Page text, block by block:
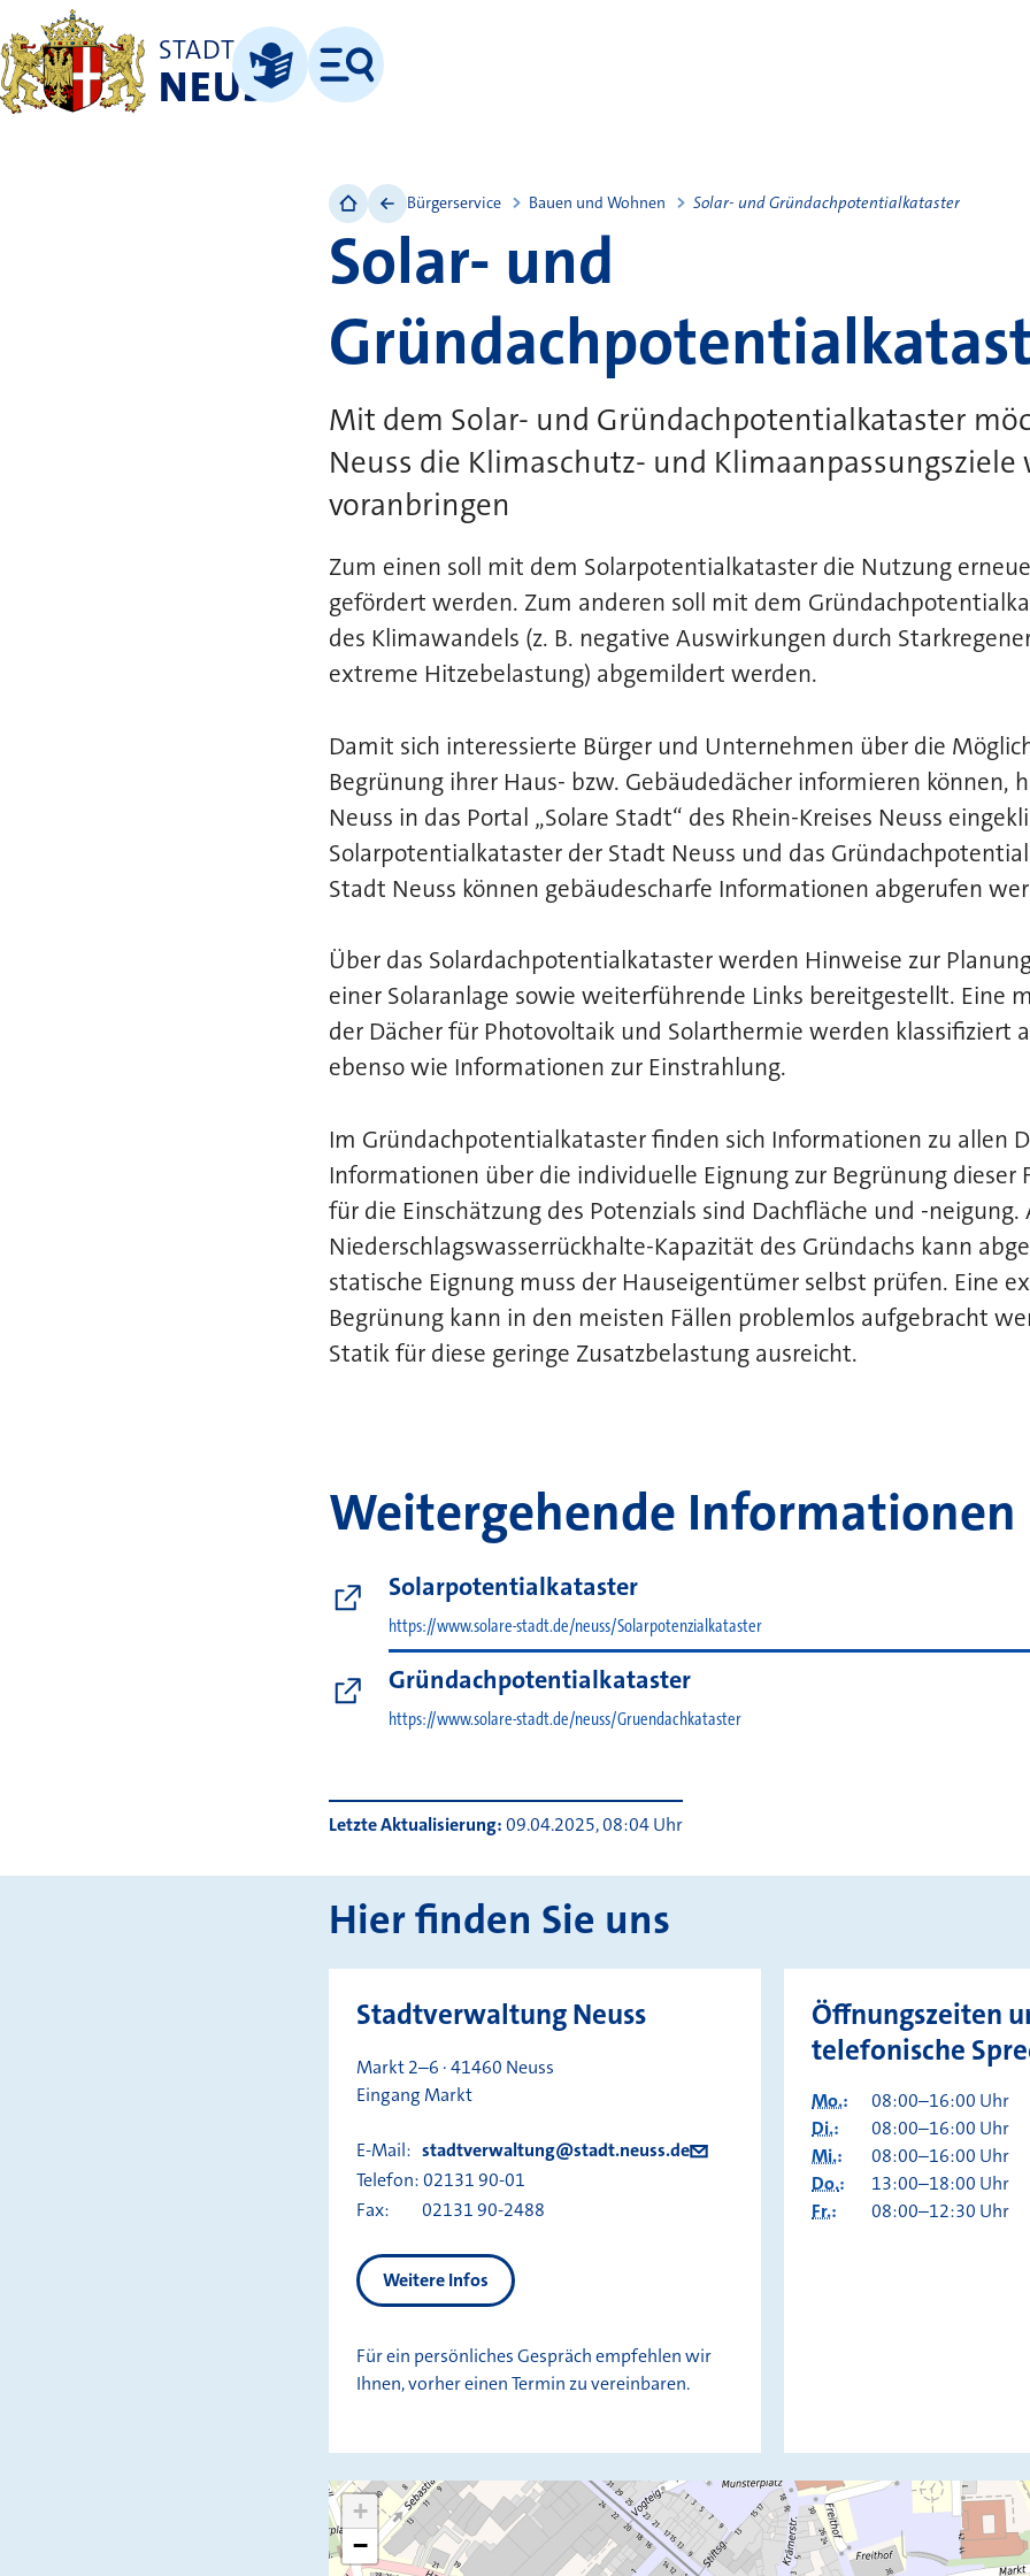
STADT
NEUSSLeichte Sprache
Menü
Bürgerservice Bauen und Wohnen Solar- und Gründachpotentialkataster
Solar- und
Mit dem Solar- und Gründachpotentialkataster
Neuss die Klimaschutz- und Klimaanpassungsziele
voranbringen
Zum einen soll mit dem Solarpotentialkataster die Nutzung
gefördert werden. Zum anderen soll mit dem
des Klimawandels (z. B. negative Auswirkungen durch
extreme Hitzebelastung) abgemildert werden.
Damit sich interessierte Bürger und Unternehmen über die
Begrünung ihrer Haus- bzw. Gebäudedächer informieren können,
Neuss in das Portal „Solare Stadt“ des Rhein-Kreises Neuss
Solarpotentialkataster der Stadt Neuss und das
Stadt Neuss können gebäudescharfe Informationen abgerufen
Über das Solardachpotentialkataster werden Hinweise zur
einer Solaranlage sowie weiterführende Links bereitgestellt. Eine
der Dächer für Photovoltaik und Solarthermie werden klassifiziert
ebenso wie Informationen zur Einstrahlung.
Im Gründachpotentialkataster finden sich Informationen zu allen
Informationen über die individuelle Eignung zur Begrünung dieser
für die Einschätzung des Potenzials sind Dachfläche und -neigung.
Niederschlagswasserrückhalte-Kapazität des Gründachs kann
statische Eignung muss der Hauseigentümer selbst prüfen. Eine
Begrünung kann in den meisten Fällen problemlos aufgebracht
Statik für diese geringe Zusatzbelastung ausreicht.
Weitergehende Informationen
Solarpotentialkataster
https://www.solare-stadt.de/neuss/Solarpotenzialkataster
Gründachpotentialkataster
https://www.solare-stadt.de/neuss/Gruendachkataster
Letzte Aktualisierung 09.04.2025, 08:04 Uhr
Hier finden Sie uns
Stadtverwaltung Neuss
Markt 2–6 · 41460 Neuss
Eingang Markt
E-Mail: stadtverwaltung@stadt.neuss.de
Telefon:02131 90-01
Fax:
02131 90-2488
Weitere Infos
Für ein persönliches Gespräch empfehlen wir
Ihnen, vorher einen Termin zu vereinbaren.
Öffnungszeiten
telefonische
Mo.:
08:00–16:00 Uhr
Di.:
08:00–16:00 Uhr
Mi.:
08:00–16:00 Uhr
Do.:
13:00–18:00 Uhr
Fr.: 08:00–12:30 Uhr
+
−